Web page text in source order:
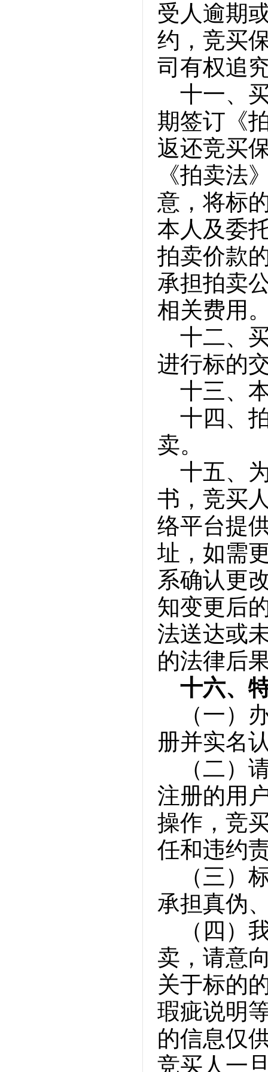
受人逾期
约，竞买
司有权追
十一、
期签订《
返还竞买
《拍卖法
意，将标
本人及委
拍卖价款
承担拍卖
相关费用
十二、
进行标的
十三、
十四、
卖。
十五、
书，竞买
络平台提
址，如需
系确认更
知变更后
法送达或
的法律后
十六、
（一）
册并实名
（二）
注册的用
操作，竞
任和违约
（三）
承担真伪
（四）
卖，请意
关于标的
瑕疵说明
的信息仅
竞买人一